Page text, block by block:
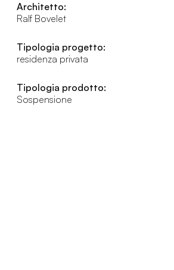
Architetto:
Ralf Bovelet
Tipologia progetto:
residenza privata
Tipologia prodotto:
Sospensione